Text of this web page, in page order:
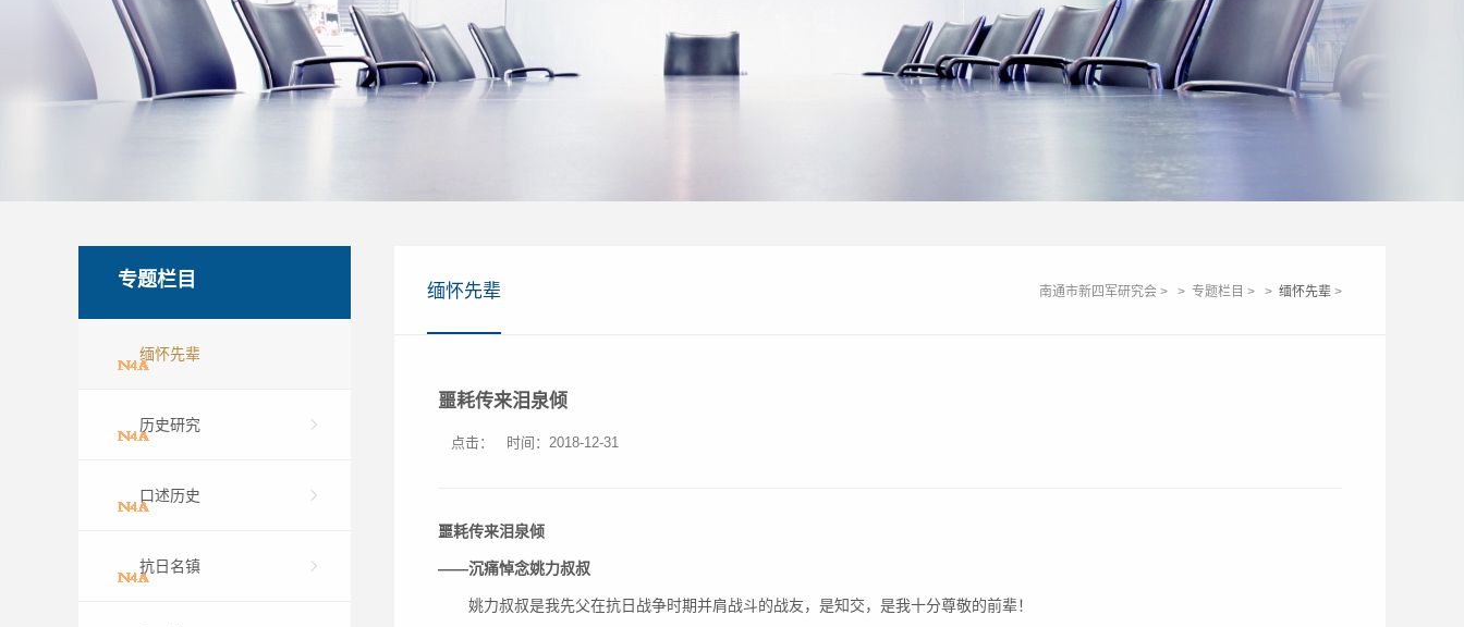
专题栏目
缅怀先辈
历史研究
口述历史
抗日名镇
缅怀先辈 南通市新四军研究会 > > 专题栏目 > > 缅怀先辈 >
噩耗传来泪泉倾
点击： 时间：2018-12-31
噩耗传来泪泉倾
——沉痛悼念姚力叔叔
姚力叔叔是我先父在抗日战争时期并肩战斗的战友，是知交，是我十分尊敬的前辈！